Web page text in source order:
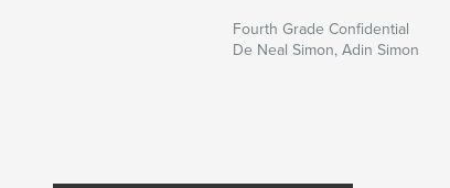
Fourth Grade Confidential
De Neal Simon, Adin Simon